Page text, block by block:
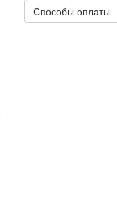
Способы оплаты